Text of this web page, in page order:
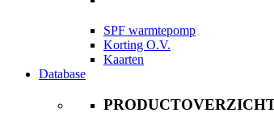
SPF warmtepomp
Korting O.V.
Kaarten
Database